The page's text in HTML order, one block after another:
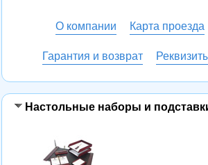
Настольные наборы и
О компании Карта проезда
Гарантия и возврат